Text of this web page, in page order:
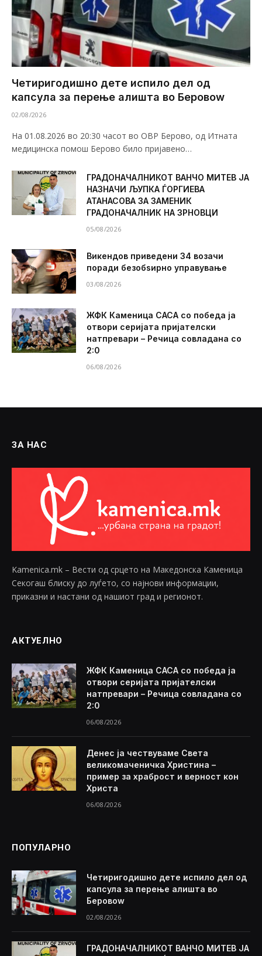
Четиригодишно дете испило дел од
капсула за перење алишта во Беровоw
02/08/2026
На 01.08.2026 во 20:30 часот во ОВР Берово, од Итната
медицинска помош Берово било пријавено…
ГРАДОНАЧАЛНИКОТ ВАНЧО МИТЕВ ЈА
НАЗНАЧИ ЉУПКА ЃОРГИЕВА
АТАНАСОВА ЗА ЗАМЕНИК
ГРАДОНАЧАЛНИК НА ЗРНОВЦИ
05/08/2026
Викендов приведени 34 возачи
поради безобѕирно управување
03/08/2026
ЖФК Каменица САСА со победа ја
отвори серијата пријателски
натпревари – Речица совладана со
2:0
06/08/2026
ЗА НАС
Kamenica.mk – Вести од срцето на Македонска Каменица
Секогаш блиску до луѓето, со најнови информации,
приказни и настани од нашиот град и регионот.
АКТУЕЛНО
ЖФК Каменица САСА со победа ја
отвори серијата пријателски
натпревари – Речица совладана со
2:0
06/08/2026
Денес ја чествуваме Света
великомаченичка Христина –
пример за храброст и верност кон
Христа
06/08/2026
ПОПУЛАРНО
Четиригодишно дете испило дел од
капсула за перење алишта во
Беровоw
02/08/2026
ГРАДОНАЧАЛНИКОТ ВАНЧО МИТЕВ ЈА